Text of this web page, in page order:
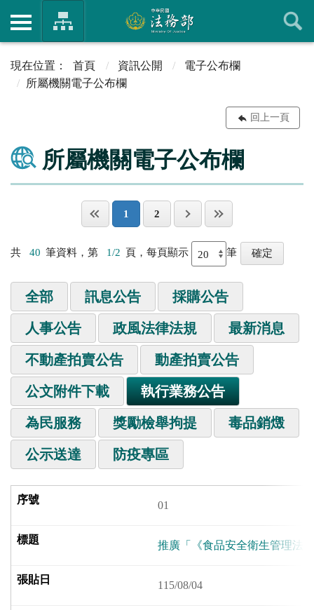
首頁 資訊公開
電子公布欄
所屬機關電子公布欄
回上一頁
所屬機關電子公布欄
1 2
共 40 筆資料，第 1/2 頁，每頁顯示 筆
全部 訊息公告 採購公告
人事公告 政風法律法規 最新消息
不動產拍賣公告 動產拍賣公告
公文附件下載 執行業務公告
為民服務 獎勵檢舉拘提 毒品銷燬
公示送達 防疫專區
01
推廣「《食品安全衛生管理法
115/08/04